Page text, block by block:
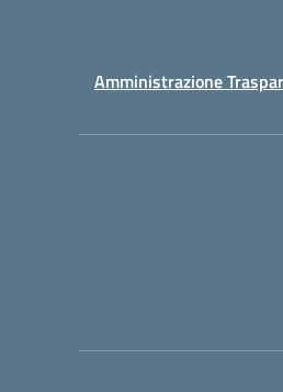
Amministrazione